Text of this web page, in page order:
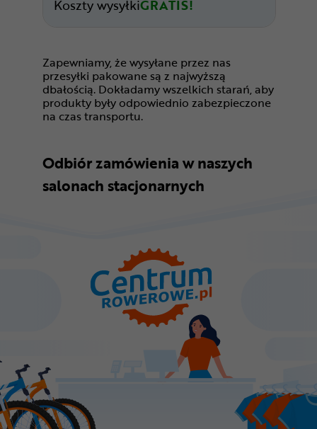
Koszty wysyłkiGRATIS!
Zapewniamy, że wysyłane przez nas
przesyłki pakowane są z najwyższą
dbałością. Dokładamy wszelkich starań, aby
produkty były odpowiednio zabezpieczone
na czas transportu.
Odbiór zamówienia w naszych
salonach stacjonarnych